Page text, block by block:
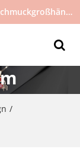
Niedrige Mindestbestellmenge/OEM/China Schmuckgroßhändler/Schmucklieferant/heiß verkaufter Schmuck auf Lager/kein gebrauchter Schmuck
/